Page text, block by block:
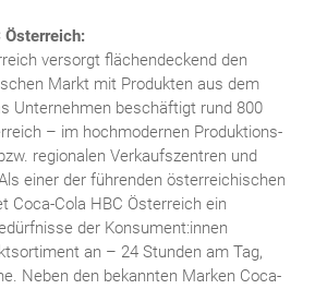
Österreich:
versorgt flächendeckend den
Markt mit Produkten aus dem
Unternehmen beschäftigt rund 800
– im hochmodernen Produktions-
regionalen Verkaufszentren und
einer der führenden österreichischen
Coca-Cola HBC Österreich ein
der Konsument:innen
an – 24 Stunden am Tag,
Neben den bekannten Marken Coca-